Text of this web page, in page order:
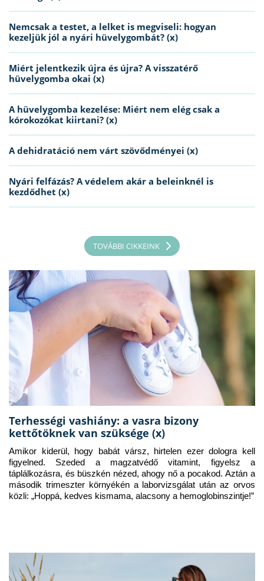
Nemcsak a testet, a lelket is megviseli: hogyan
kezeljük jól a nyári hüvelygombát? (x)
Miért jelentkezik újra és újra? A visszatérő
hüvelygomba okai (x)
A hüvelygomba kezelése: Miért nem elég csak a
kórokozókat kiirtani? (x)
A dehidratáció nem várt szövődményei (x)
Nyári felfázás? A védelem akár a beleinknél is
kezdődhet (x)
TOVÁBBI CIKKEINK
Terhességi vashiány: a vasra bizony
kettőtöknek van szüksége (x)
Amikor kiderül, hogy babát vársz, hirtelen ezer dologra kell
figyelned. Szeded a magzatvédő vitamint, figyelsz a
táplálkozásra, és büszkén nézed, ahogy nő a pocakod. Aztán a
második trimeszter környékén a laborvizsgálat után az orvos
közli: „Hoppá, kedves kismama, alacsony a hemoglobinszintje!”